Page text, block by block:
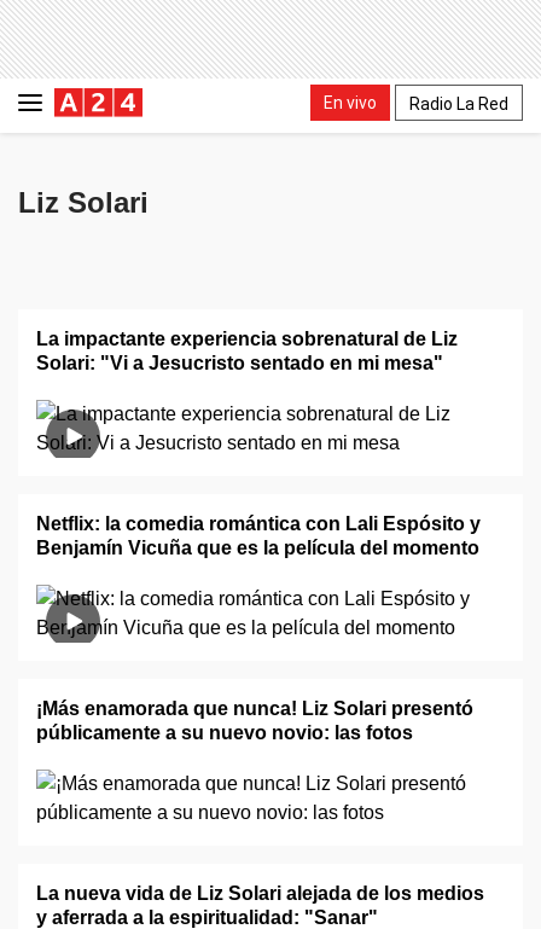
En vivo Radio La Red
Liz Solari
La impactante experiencia sobrenatural de Liz
Solari: "Vi a Jesucristo sentado en mi mesa"
Netflix: la comedia romántica con Lali Espósito y
Benjamín Vicuña que es la película del momento
¡Más enamorada que nunca! Liz Solari presentó
públicamente a su nuevo novio: las fotos
La nueva vida de Liz Solari alejada de los medios
y aferrada a la espiritualidad: "Sanar"